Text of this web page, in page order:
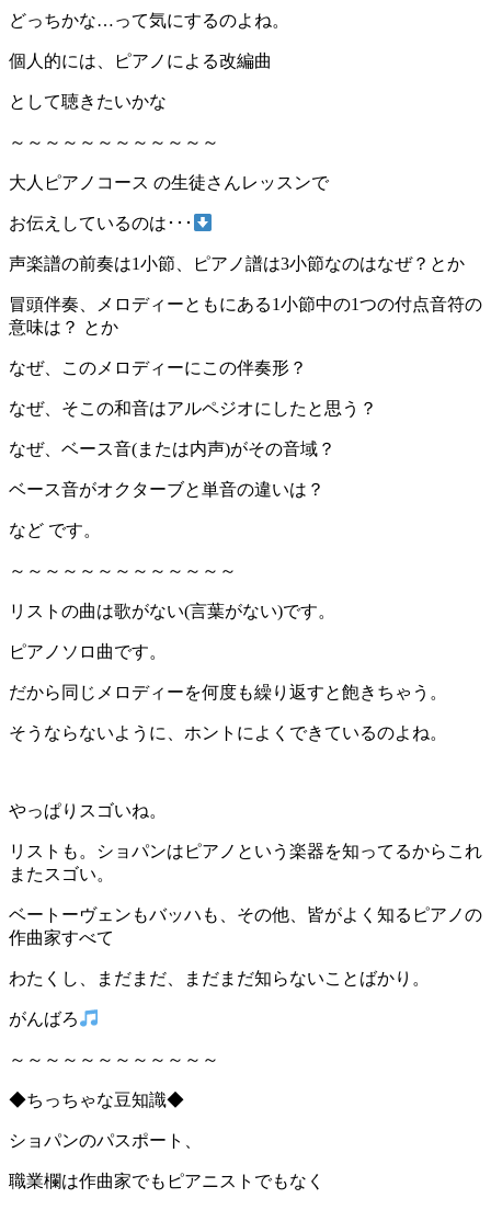
どっちかな…って気にするのよね。
個人的には、ピアノによる改編曲
として聴きたいかな
～～～～～～～～～～～～
大人ピアノコース の生徒さんレッスンで
お伝えしているのは･･･
声楽譜の前奏は1小節、ピアノ譜は3小節なのはなぜ？とか
冒頭伴奏、メロディーともにある1小節中の1つの付点音符の
意味は？ とか
なぜ、このメロディーにこの伴奏形？
なぜ、そこの和音はアルペジオにしたと思う？
なぜ、ベース音(または内声)がその音域？
ベース音がオクターブと単音の違いは？
など です。
～～～～～～～～～～～～～
リストの曲は歌がない(言葉がない)です。
ピアノソロ曲です。
だから同じメロディーを何度も繰り返すと飽きちゃう。
そうならないように、ホントによくできているのよね。
やっぱりスゴいね。
リストも。ショパンはピアノという楽器を知ってるからこれ
またスゴい。
ベートーヴェンもバッハも、その他、皆がよく知るピアノの
作曲家すべて
わたくし、まだまだ、まだまだ知らないことばかり。
がんばろ
～～～～～～～～～～～～
◆ちっちゃな豆知識◆
ショパンのパスポート、
職業欄は作曲家でもピアニストでもなく